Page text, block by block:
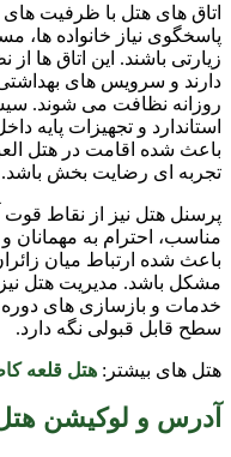
اتاق های هتل با ظرفیت
پاسخگوی نیاز خانواده ها،
زیارتی باشند. این اتاق ها
دارند و سرویس های بهداشتی
روزانه نظافت می شوند.
استاندارد و تجهیزات پایه
باعث شده اقامت در هتل
تجربه ای رضایت بخش باشد.
پرسنل هتل نیز از نقاط
مناسب، احترام به مهمانان
باعث شده ارتباط میان
مشکل باشد. مدیریت هتل
خدمات و بازسازی های دوره
سطح قابل قبولی نگه دارد.
هتل های بیشتر: هتل قلعه
آدرس و لوکیشن هتل